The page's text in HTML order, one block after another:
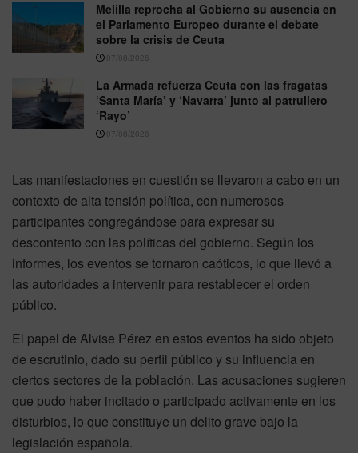
Melilla reprocha al Gobierno su ausencia en
el Parlamento Europeo durante el debate
sobre la crisis de Ceuta
07/08/2026
La Armada refuerza Ceuta con las fragatas
‘Santa María’ y ‘Navarra’ junto al patrullero
‘Rayo’
07/08/2026
Las manifestaciones en cuestión se llevaron a cabo en un
contexto de alta tensión política, con numerosos
participantes congregándose para expresar su
descontento con las políticas del gobierno. Según los
informes, los eventos se tornaron caóticos, lo que llevó a
las autoridades a intervenir para restablecer el orden
público.
El papel de Alvise Pérez en estos eventos ha sido objeto
de escrutinio, dado su perfil público y su influencia en
ciertos sectores de la población. Las acusaciones sugieren
que pudo haber incitado o participado activamente en los
disturbios, lo que constituye un delito grave bajo la
legislación española.